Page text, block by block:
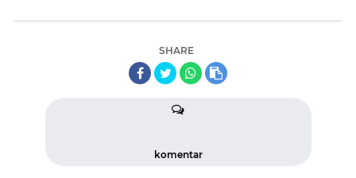
SHARE
komentar